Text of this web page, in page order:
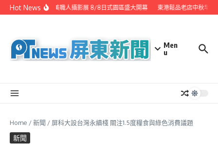
Skip to content
Hot News潮州之美職人攝影展 8/8日式園區盛大開幕 東港鬆品老店中秋早鳥
Men
u
Home /新聞 / 屏科大設台灣永續棧 關注1.5度糧食與綠色消費議題
新聞